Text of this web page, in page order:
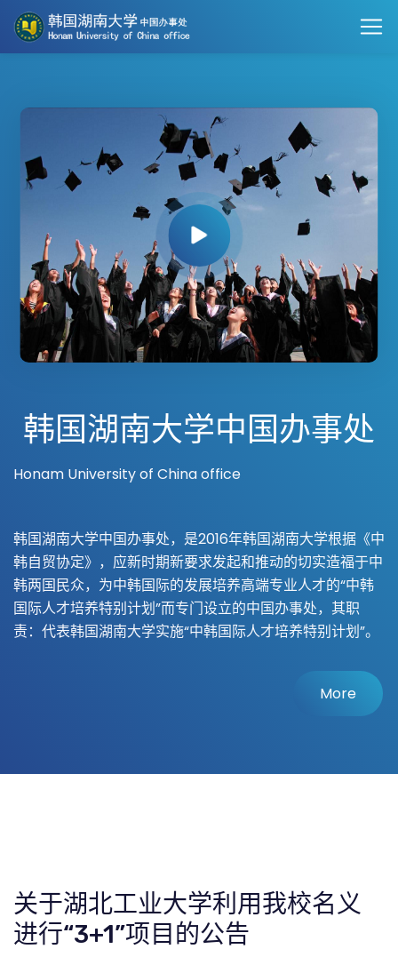
韩国湖南大学中国办事处
Honam University of China office
韩国湖南大学中国办事处，是2016年韩国湖南大学根据《中
韩自贸协定》，应新时期新要求发起和推动的切实造福于中
韩两国民众，为中韩国际的发展培养高端专业人才的“中韩
国际人才培养特别计划”而专门设立的中国办事处，其职
责：代表韩国湖南大学实施“中韩国际人才培养特别计划”。
More
关于湖北工业大学利用我校名义
进行“3+1”项目的公告